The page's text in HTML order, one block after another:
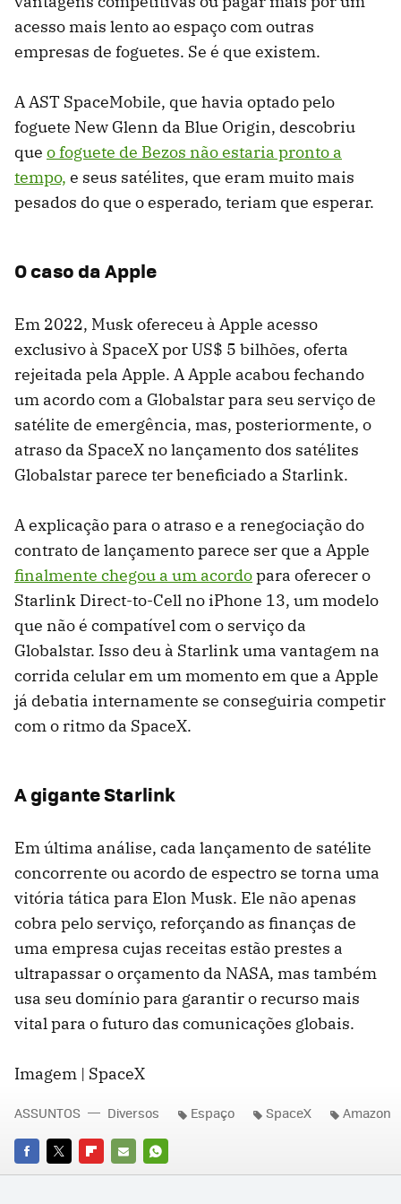
acesso mais lento ao espaço com outras
empresas de foguetes. Se é que existem.
A AST SpaceMobile, que havia optado pelo
foguete New Glenn da Blue Origin, descobriu
que o foguete de Bezos não estaria pronto a
tempo, e seus satélites, que eram muito mais
pesados do que o esperado, teriam que esperar.
O caso da Apple
Em 2022, Musk ofereceu à Apple acesso
exclusivo à SpaceX por US$ 5 bilhões, oferta
rejeitada pela Apple. A Apple acabou fechando
um acordo com a Globalstar para seu serviço de
satélite de emergência, mas, posteriormente, o
atraso da SpaceX no lançamento dos satélites
Globalstar parece ter beneficiado a Starlink.
A explicação para o atraso e a renegociação do
contrato de lançamento parece ser que a Apple
finalmente chegou a um acordopara oferecer o
Starlink Direct-to-Cell no iPhone 13, um modelo
que não é compatível com o serviço da
Globalstar. Isso deu à Starlink uma vantagem na
corrida celular em um momento em que a Apple
já debatia internamente se conseguiria competir
com o ritmo da SpaceX.
A gigante Starlink
Em última análise, cada lançamento de satélite
concorrente ou acordo de espectro se torna uma
vitória tática para Elon Musk. Ele não apenas
cobra pelo serviço, reforçando as finanças de
uma empresa cujas receitas estão prestes a
ultrapassar o orçamento da NASA, mas também
usa seu domínio para garantir o recurso mais
vital para o futuro das comunicações globais.
Imagem | SpaceX
FACEBOOK
TWITTERFLIPBOARD
E-
WHATSAPP
ASSUNTOS Diversos Espaço SpaceX Amazon